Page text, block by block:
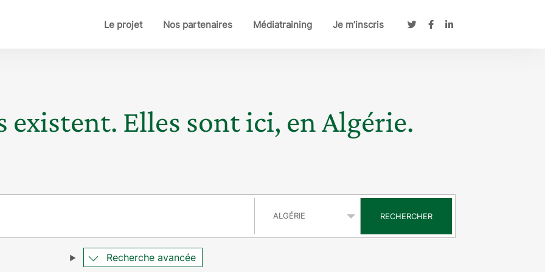
Le projet Nos partenaires Médiatraining Je m’inscris
existent. Elles sont ici, en Algérie.
RECHERCHER
Recherche avancée